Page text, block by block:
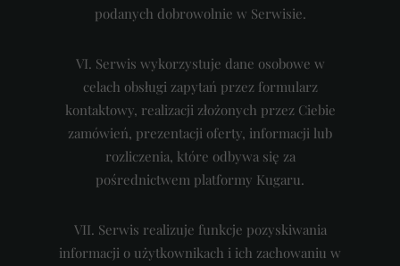
podanych dobrowolnie w Serwisie.
VI. Serwis wykorzystuje dane osobowe w
celach obsługi zapytań przez formularz
kontaktowy, realizacji złożonych przez Ciebie
zamówień, prezentacji oferty, informacji lub
rozliczenia, które odbywa się za
pośrednictwem platformy Kugaru.
VII. Serwis realizuje funkcje pozyskiwania
informacji o użytkownikach i ich zachowaniu w